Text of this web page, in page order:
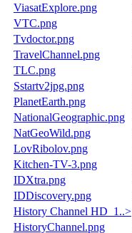
ViasatExplore.png
VTC.png
Tvdoctor.png
TravelChannel.png
TLC.png
Sstartv2jpg.png
PlanetEarth.png
NationalGeographic.png
NatGeoWild.png
LovRibolov.png
Kitchen-TV-3.png
IDXtra.png
IDDiscovery.png
History Channel HD_1..>
HistoryChannel.png